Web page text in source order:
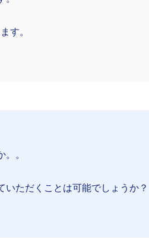
す。
。
ただくことは可能でしょうか？